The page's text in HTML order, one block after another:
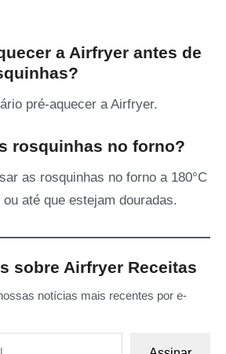
a Airfryer antes de
pré-aquecer a Airfryer.
rosquinhas no forno?
as rosquinhas no forno a 180°C
até que estejam douradas.
sobre Airfryer Receitas
notícias mais recentes por e-